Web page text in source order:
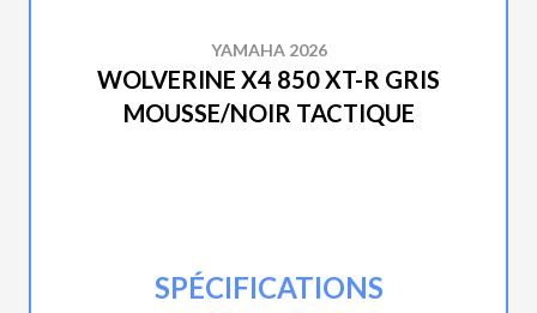
YAMAHA 2026
WOLVERINE X4 850 XT-R GRIS
MOUSSE/NOIR TACTIQUE
SPÉCIFICATIONS